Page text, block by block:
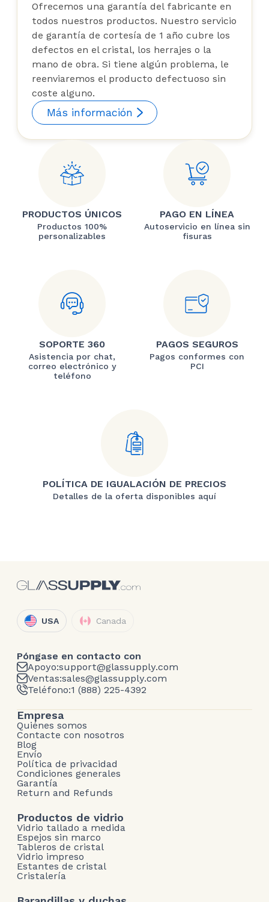
Ofrecemos una garantía del fabricante en
todos nuestros productos. Nuestro servicio
de garantía de cortesía de 1 año cubre los
defectos en el cristal, los herrajes o la
mano de obra. Si tiene algún problema, le
reenviaremos el producto defectuoso sin
coste alguno.
Más información
PRODUCTOS ÚNICOS
Productos 100%
personalizables
PAGO EN LÍNEA
Autoservicio en línea sin
fisuras
SOPORTE 360
Asistencia por chat,
correo electrónico y
teléfono
PAGOS SEGUROS
Pagos conformes con
PCI
POLÍTICA DE IGUALACIÓN DE PRECIOS
Detalles de la oferta disponibles aquí
USA Canada
Póngase en contacto con
Apoyo:support@glassupply.com
Ventas:sales@glassupply.com
Teléfono:1 (888) 225-4392
Empresa
Quiénes somos
Contacte con nosotros
Blog
Envío
Política de privacidad
Condiciones generales
Garantía
Return and Refunds
Productos de vidrio
Vidrio tallado a medida
Espejos sin marco
Tableros de cristal
Vidrio impreso
Estantes de cristal
Cristalería